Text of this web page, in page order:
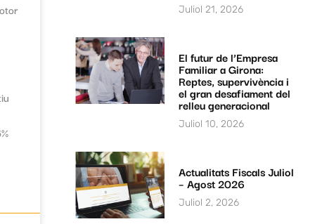
Juliol 21, 2026
El futur de l’Empresa
Familiar a Girona:
Reptes, supervivència i
el gran desafiament del
relleu generacional
Juliol 10, 2026
Actualitats Fiscals Juliol
– Agost 2026
Juliol 2, 2026